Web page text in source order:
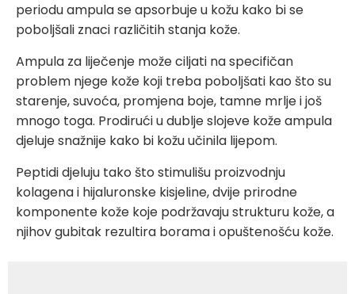
periodu ampula se apsorbuje u kožu kako bi se
poboljšali znaci različitih stanja kože.
Ampula za liječenje može ciljati na specifičan
problem njege kože koji treba poboljšati kao što su
starenje, suvoća, promjena boje, tamne mrlje i još
mnogo toga. Prodirući u dublje slojeve kože ampula
djeluje snažnije kako bi kožu učinila lijepom.
Peptidi djeluju tako što stimulišu proizvodnju
kolagena i hijaluronske kisjeline, dvije prirodne
komponente kože koje podržavaju strukturu kože, a
njihov gubitak rezultira borama i opuštenošću kože.